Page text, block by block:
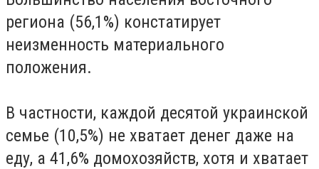
региона (56,1%) констатирует
неизменность материального
положения.
В частности, каждой десятой украинской
семье (10,5%) не хватает денег даже на
еду, а 41,6% домохозяйств, хотя и хватает